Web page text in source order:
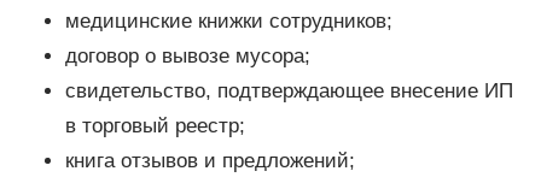
медицинские книжки сотрудников;
договор о вывозе мусора;
свидетельство, подтверждающее внесение ИП
в торговый реестр;
книга отзывов и предложений;